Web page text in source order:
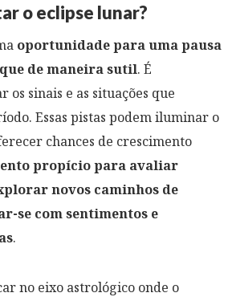
o eclipse lunar?
oportunidade para uma pausa
de maneira sutil. É
sinais e as situações que
Essas pistas podem iluminar o
chances de crescimento
propício para avaliar
novos caminhos de
se com sentimentos e
.
no eixo astrológico onde o